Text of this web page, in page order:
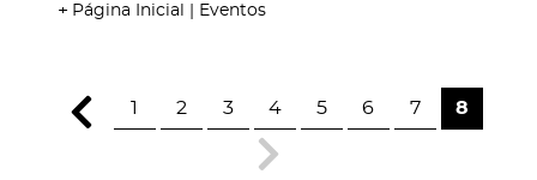
Página Inicial | Eventos
1 2 3 4 5 6 7 8